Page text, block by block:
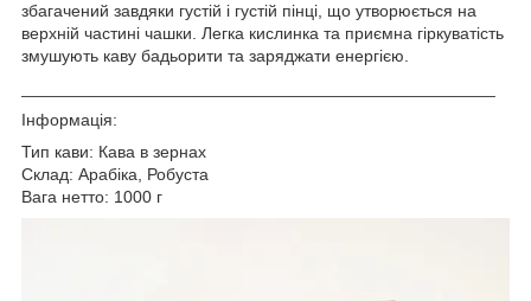
збагачений завдяки густій і густій пінці, що утворюється на
верхній частині чашки. Легка кислинка та приємна гіркуватість
змушують каву бадьорити та заряджати енергією.
Інформація:
Тип кави: Кава в зернах
Склад: Арабіка, Робуста
Вага нетто: 1000 г